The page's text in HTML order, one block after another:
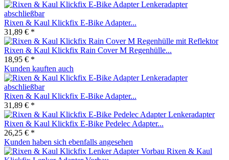
Rixen & Kaul Klickfix E-Bike Adapter...
31,89 € *
Rixen & Kaul Klickfix Rain Cover M Regenhülle...
18,95 € *
Kunden kauften auch
Rixen & Kaul Klickfix E-Bike Adapter...
31,89 € *
Rixen & Kaul Klickfix E-Bike Pedelec Adapter...
26,25 € *
Kunden haben sich ebenfalls angesehen
Rixen & Kaul